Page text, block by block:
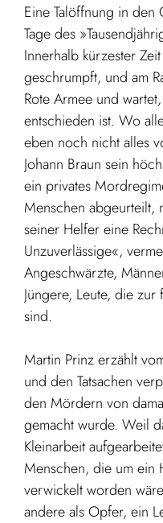
Eine Talöffnung in
Tage des
Innerhalb kürzester
geschrumpft, und am
Rote Armee und
entschieden ist. Wo
eben noch nicht alles
Johann Braun sein
ein privates
Menschen
seiner Helfer eine
Unzuverlässi­ge«,
Angeschwärzte,
Jüngere, Leute, die
sind.
Martin Prinz erzählt
und den Tatsachen
den Mördern von
gemacht wurde. Weil
Kleinarbeit
Menschen, die um ein
verwickelt worden
andere als Opfer, ein